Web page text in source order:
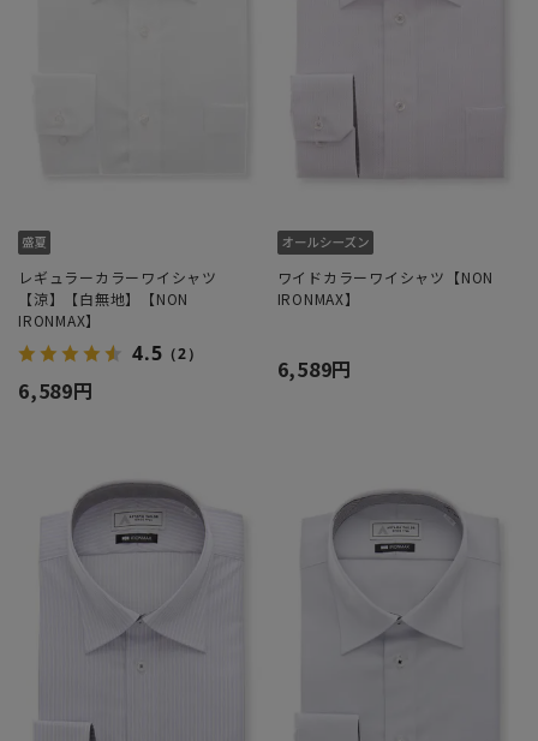
レギュラーカラーワイシャツ
【涼】【白無地】【NON
IRONMAX】
4.5 （2）
6,589円
ワイドカラーワイシャツ【NON
IRONMAX】
6,589円